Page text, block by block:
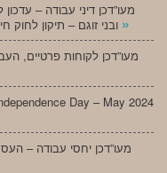
מעו”דכן דיני עבודה –
»
מעו”דכן לקוחות פרטיים,
Day – May 2024
מעו”דכן יחסי עבודה –